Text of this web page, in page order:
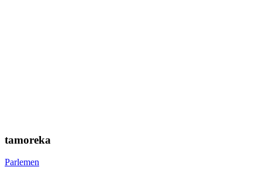
tamoreka
Parlemen